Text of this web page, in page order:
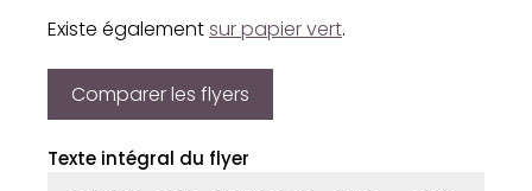
Existe égalementsur papier vert.
Comparer les flyers
Texte intégral du flyer